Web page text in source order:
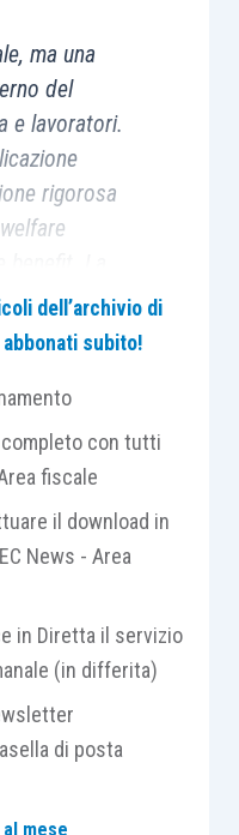
ma una
del
e lavoratori.
rigorosa
dalla
prestazione,
Solo se
surrogato
uno spazio di
dei sistemi
lavoro dipendente.
dell’archivio di
subito!
con tutti
fiscale
il download in
News - Area
in Diretta il servizio
(in differita)
di posta
al mese